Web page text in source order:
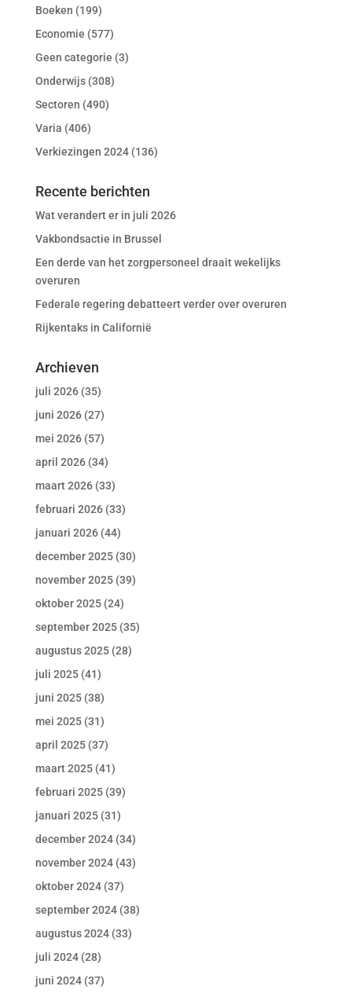
Boeken (199)
Economie (577)
Geen categorie (3)
Onderwijs(308)
Sectoren (490)
Varia (406)
Verkiezingen 2024(136)
Recente berichten
Wat verandert er in juli 2026
Vakbondsactie in Brussel
Een derde van het zorgpersoneel draait wekelijks
overuren
Federale regering debatteert verder over overuren
Rijkentaks in Californië
Archieven
juli 2026(35)
juni 2026(27)
mei 2026(57)
april 2026(34)
maart 2026(33)
februari 2026(33)
januari 2026(44)
december 2025(30)
november 2025(39)
oktober 2025(24)
september 2025(35)
augustus 2025(28)
juli 2025(41)
juni 2025(38)
mei 2025(31)
april 2025(37)
maart 2025(41)
februari 2025(39)
januari 2025(31)
december 2024(34)
november 2024(43)
oktober 2024(37)
september 2024(38)
augustus 2024(33)
juli 2024(28)
juni 2024(37)